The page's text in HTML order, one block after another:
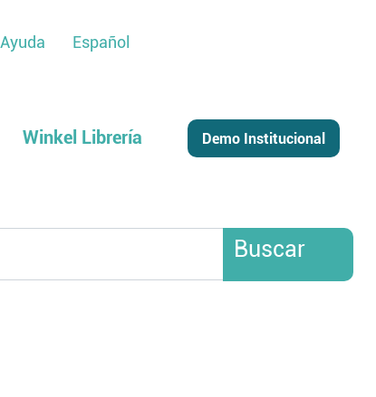
Ayuda Español
Winkel Librería
Buscar